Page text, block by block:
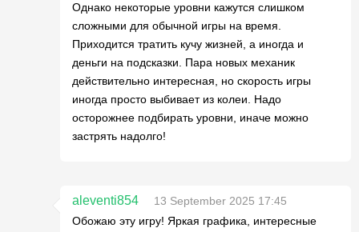
Однако некоторые уровни кажутся слишком
сложными для обычной игры на время.
Приходится тратить кучу жизней, а иногда и
деньги на подсказки. Пара новых механик
действительно интересная, но скорость игры
иногда просто выбивает из колеи. Надо
осторожнее подбирать уровни, иначе можно
застрять надолго!
aleventi854
13 September 2025 17:45
Обожаю эту игру! Яркая графика, интересные